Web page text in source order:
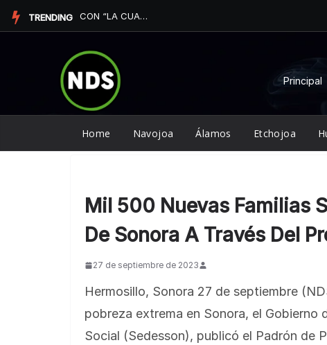
Saltar
al
TRENDING CON “LA CUARESMA YOREME” TERMINAN SERVICIO SOCIAL ALUMNO...
Principal
Home Navojoa Álamos Etchojoa
Mil 500 Nuevas Familias
De Sonora A Través Del
27 de septiembre de 2023
Hermosillo, Sonora 27 de septiembre
pobreza extrema en Sonora, el Gobierno
Social (Sedesson), publicó el Padrón de